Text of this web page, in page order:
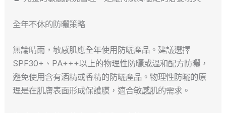
全年不休的防曬策略
無論晴雨，敏感肌應全年使用防曬產品。建議選擇
SPF30+、PA+++以上的物理性防曬或溫和配方防曬，
避免使用含有酒精或香精的防曬產品。物理性防曬的原
理是在肌膚表面形成保護膜，適合敏感肌的需求。